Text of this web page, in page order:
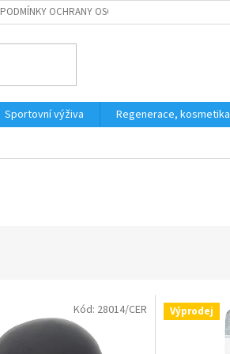
PODMÍNKY OCHRANY OSOBNÍCH ÚDAJŮ
Sportovní výživa Regenerace, kosmetika
Kód: 28014/CER Výprodej